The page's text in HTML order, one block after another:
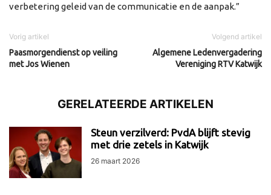
verbetering geleid van de communicatie en de aanpak.”
Vorig artikel
Paasmorgendienst op veiling
met Jos Wienen
Volgend artikel
Algemene Ledenvergadering
Vereniging RTV Katwijk
GERELATEERDE ARTIKELEN
Steun verzilverd: PvdA blijft stevig
met drie zetels in Katwijk
26 maart 2026